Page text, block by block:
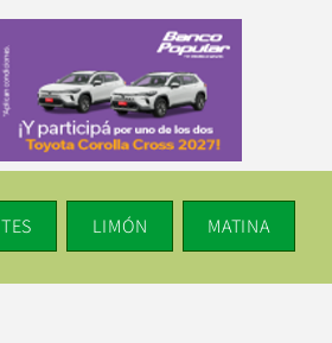
LIMÓN MATINA